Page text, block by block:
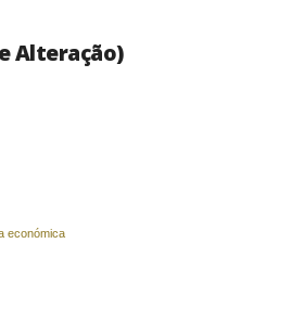
Alteração)
económica